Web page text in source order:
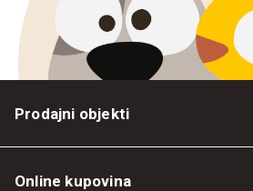
Prodajni objekti
Online kupovina